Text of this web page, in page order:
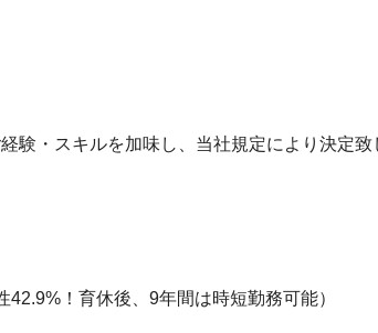
験・スキルを加味し、当社規定により決定致
！育休後、9年間は時短勤務可能）